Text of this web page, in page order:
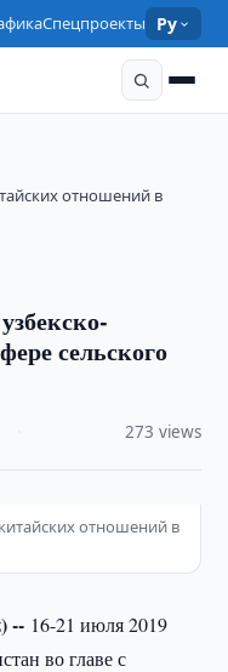
Спецпроекты Ру
отношений в
сельского
273 views
отношений в
-- 16-21 июля 2019
во главе с